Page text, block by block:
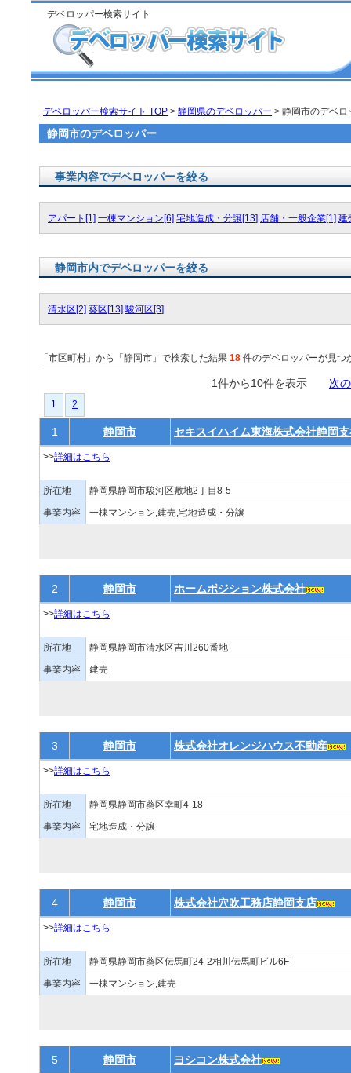
デベロッパー検索サイト
デベロッパー検索サイト TOP > 静岡県のデベロッパー > 静岡市のデベロ
静岡市のデベロッパー
事業内容でデベロッパーを絞る
アパート[1] 一棟マンション[6] 宅地造成・分譲[13] 店舗・一般企業[1] 建
静岡市内でデベロッパーを絞る
清水区[2] 葵区[13] 駿河区[3]
「市区町村」から「静岡市」で検索した結果 18 件のデベロッパーが見つ
1件から10件を表示 次
1 2
1 静岡市 セキスイハイム東海株式会社静岡
>>詳細はこちら
所在地
静岡県静岡市駿河区敷地2丁目8-5
事業内容
一棟マンション,建売,宅地造成・分譲
2 静岡市 ホームポジション株式会社
>>詳細はこちら
所在地
静岡県静岡市清水区吉川260番地
事業内容
建売
3 静岡市 株式会社オレンジハウス不動産
>>詳細はこちら
所在地
静岡県静岡市葵区幸町4-18
事業内容
宅地造成・分譲
4 静岡市 株式会社穴吹工務店静岡支店
>>詳細はこちら
所在地
静岡県静岡市葵区伝馬町24-2相川伝馬町ビル6F
事業内容
一棟マンション,建売
5 静岡市 ヨシコン株式会社